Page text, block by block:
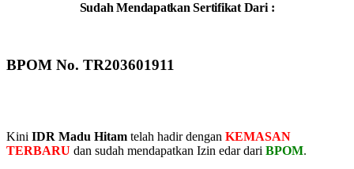
Sudah Mendapatkan Sertifikat Dari :
BPOM No. TR203601911
Kini IDR Madu Hitam telah hadir dengan KEMASAN
TERBARU dan sudah mendapatkan Izin edar dari BPOM.